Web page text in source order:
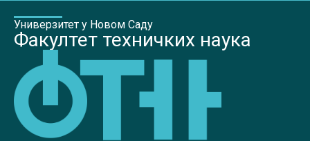
Универзитет у Новом Саду
Факултет техничких наука